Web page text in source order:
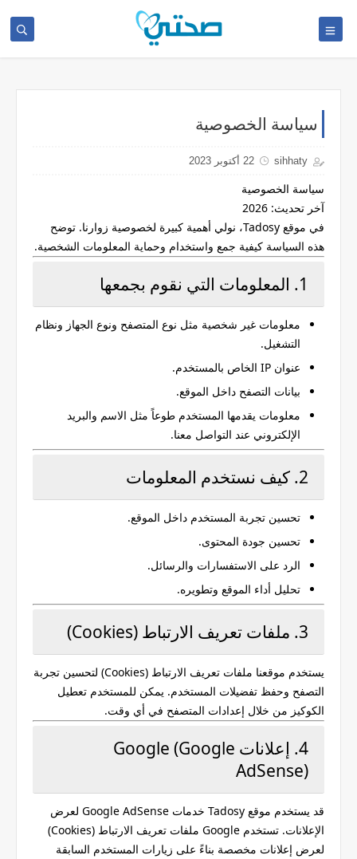
سياسة الخصوصية
sihhaty 22 أكتوبر 2023
سياسة الخصوصية
آخر تحديث:
في موقع Tadosy، نولي أهمية كبيرة لخصوصية زوارنا. توضح
هذه السياسة كيفية جمع واستخدام وحماية المعلومات الشخصية.
1. المعلومات التي نقوم بجمعها
معلومات غير شخصية مثل نوع المتصفح ونوع الجهاز ونظام
التشغيل.
عنوان IP الخاص بالمستخدم.
بيانات التصفح داخل الموقع.
معلومات يقدمها المستخدم طوعاً مثل الاسم والبريد
الإلكتروني عند التواصل معنا.
2. كيف نستخدم المعلومات
تحسين تجربة المستخدم داخل الموقع.
تحسين جودة المحتوى.
الرد على الاستفسارات والرسائل.
تحليل أداء الموقع وتطويره.
3. ملفات تعريف الارتباط (Cookies)
يستخدم موقعنا ملفات تعريف الارتباط (Cookies) لتحسين تجربة
التصفح وحفظ تفضيلات المستخدم. يمكن للمستخدم تعطيل
الكوكيز من خلال إعدادات المتصفح في أي وقت.
4. إعلانات Google (Google
AdSense)
قد يستخدم موقع Tadosy
خدمات Google AdSense لعرض
الإعلانات. تستخدم Google ملفات تعريف الارتباط (Cookies)
لعرض إعلانات مخصصة بناءً على زيارات المستخدم السابقة